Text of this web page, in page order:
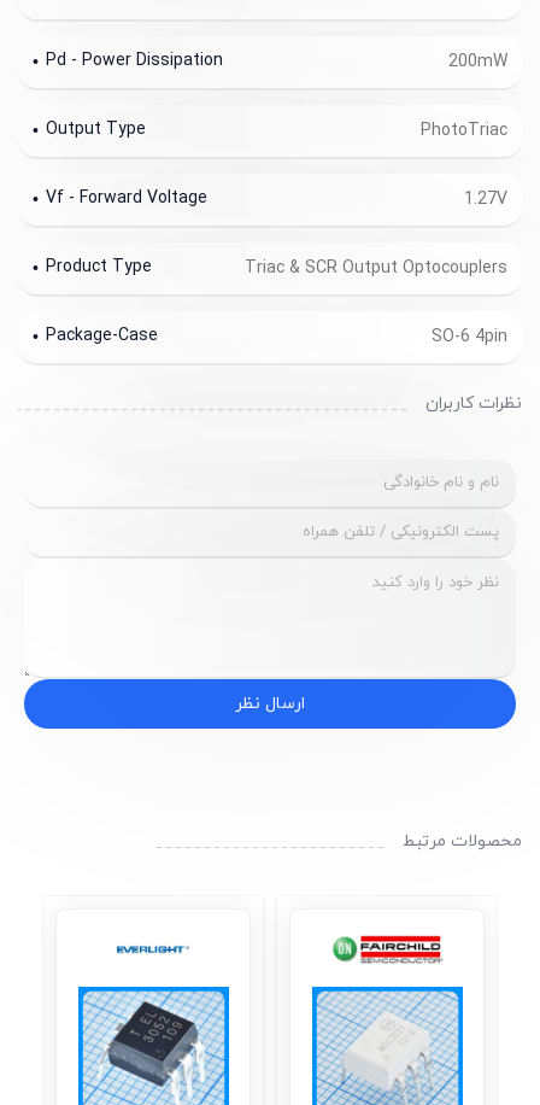
200mW
Pd - Power Dissipation
PhotoTriac
Output Type
1.27V
Vf - Forward Voltage
Triac & SCR Output Optocouplers
Product Type
SO-6 4pin
Package-Case
نظرات کاربران
ارسال نظر
محصولات مرتبط